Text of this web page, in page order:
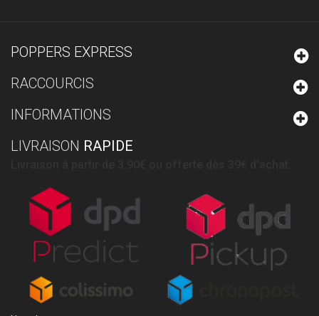
POPPERS EXPRESS
RACCOURCIS
INFORMATIONS
LIVRAISON RAPIDE